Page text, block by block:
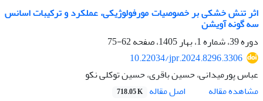
اثر تنش خشکی بر خصوصیات مورفولوژیکی، عملکرد و ترکیبات اسانس
سه گونه آویشن
دوره 39، شماره 1، بهار 1405، صفحه
62-75
10.22034/jpr.2024.8296.3306
عباس پورمیدانی، حسین باقری، حسین توکلی نکو
مشاهده مقاله
اصل مقاله 718.05 K